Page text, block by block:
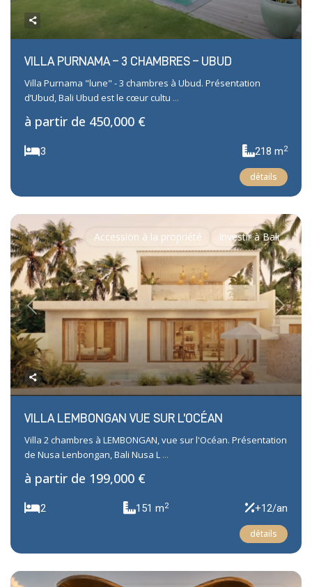
VILLA PURNAMA – 3 CHAMBRES – UBUD
Villa Purnama "lune" - 3 chambres à Ubud. Présentation
d’Ubud, Bali Ubud est le cœur cultu ...
à partir de 450,000 €
3 218 m2
détails
Previous Next
Accession à la propriété Investir à Bali
VILLA LEMBONGAN VUE SUR L’OCÉAN
Villa 2 chambres à LEMBONGAN, vue sur l'Océan. Présentation
de Nusa Lenbongan, Bali Nusa L ...
à partir de 199,000 €
2 151 m2 +12/an
détails